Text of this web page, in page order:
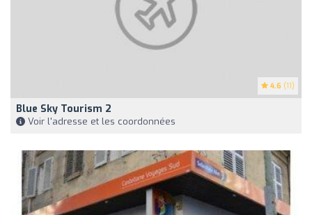
4.6 (11)
Blue Sky Tourism 2
Voir l'adresse et les coordonnées